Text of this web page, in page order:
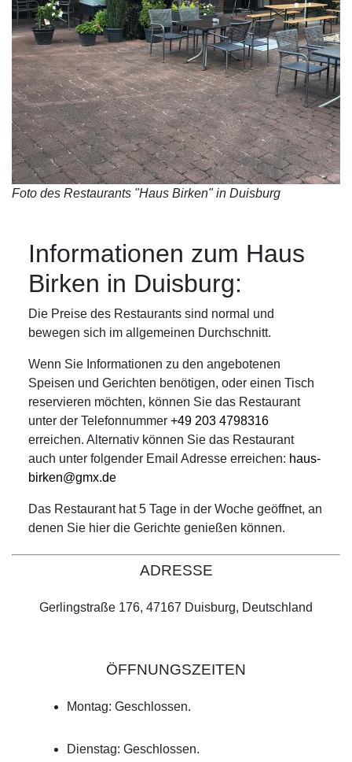
Foto des Restaurants "Haus Birken" in Duisburg
Informationen zum Haus
Birken in Duisburg:
Die Preise des Restaurants sind normal und
bewegen sich im allgemeinen Durchschnitt.
Wenn Sie Informationen zu den angebotenen
Speisen und Gerichten benötigen, oder einen Tisch
reservieren möchten, können Sie das Restaurant
unter der Telefonnummer +49 203 4798316
erreichen. Alternativ können Sie das Restaurant
auch unter folgender Email Adresse erreichen: haus-
birken@gmx.de
Das Restaurant hat 5 Tage in der Woche geöffnet, an
denen Sie hier die Gerichte genießen können.
ADRESSE
Gerlingstraße 176, 47167 Duisburg, Deutschland
ÖFFNUNGSZEITEN
Montag: Geschlossen.
Dienstag: Geschlossen.